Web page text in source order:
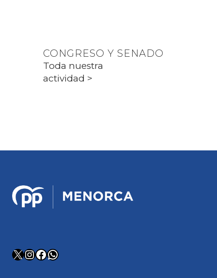
CONGRESO Y SENADO
Toda nuestra
actividad >
X Instagram
Facebook
WhatsApp